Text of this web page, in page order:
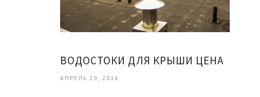
ВОДОСТОКИ ДЛЯ КРЫШИ ЦЕНА
АПРЕЛЬ 29, 2016